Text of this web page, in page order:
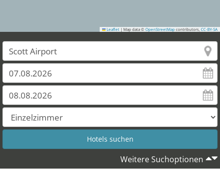
Leaflet | Map data © OpenStreetMap contributors, CC-BY-SA
Weitere Suchoptionen